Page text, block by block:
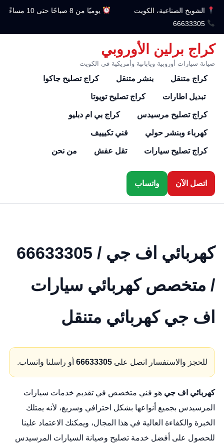
الشويخ الصناعية، الكويت
يوميًا من 8 صباحًا حتى 10 مساءً
66633305
كراج برلين الأوروبي
صيانة سيارات أوروبية ويابانية وأمريكية في الكويت
كراج متنقل بنشر متنقل كراج تصليح جاكوا
تبديل اطارات كراج تصليح تويوتا
كراج تصليح مرسيدس كراج بي ام دبليو
كهرباء وبنشر حولي فني تكيييف
كراج تصليح سيارات تقل عفش من نحن
اتصل الآن واتساب
كهربائي اف جي / 66633305
/ متخصص كهربائي سيارات
اف جي كهربائي متنقل
للحجز والاستفسار اتصل على 66633305أو راسلنا واتساب.
كهربائي اف جي هو فني متخصص في تقديم خدمات سيارات
المرسيدس بجميع أنواعها بشكل احترافي وسريع، لأنه يمتلك
الخبرة والكفاءة العالية في هذا المجال، ويمكنك الاعتماد علينا
للحصول على أفضل خدمة تصليح وصيانة السيارات المرسيدس